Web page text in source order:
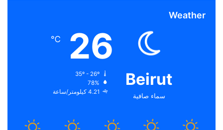
Weather
Beirut
سماء صافية
26
℃
78%
4.21 كيلومتر/ساعة